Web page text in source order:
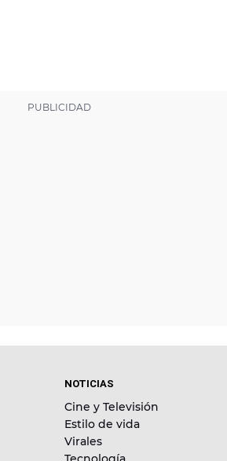
NOTICIAS
Cine y Televisión
Estilo de vida
Virales